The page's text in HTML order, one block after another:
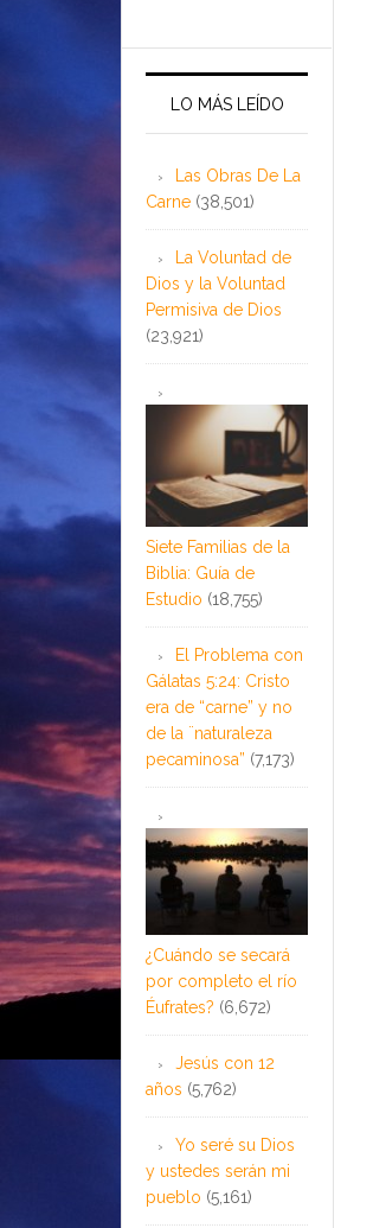
LO MÁS LEÍDO
Las Obras De La
Carne (38,501)
La Voluntad de
Dios y la Voluntad
Permisiva de Dios
(23,921)
Siete Familias de la
Biblia: Guía de
Estudio (18,755)
El Problema con
Gálatas 5:24: Cristo
era de “carne” y no
de la ¨naturaleza
pecaminosa” (7,173)
¿Cuándo se secará
por completo el río
Éufrates? (6,672)
Jesús con 12
años (5,762)
Yo seré su Dios
y ustedes serán mi
pueblo (5,161)